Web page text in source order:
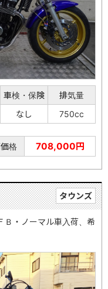
車検・保険
排気量
なし 750cc
格 708,000円
タウンズ
Ｂ・ノーマル車入荷、希